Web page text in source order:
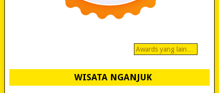
Awards yang lain…
WISATA NGANJUK